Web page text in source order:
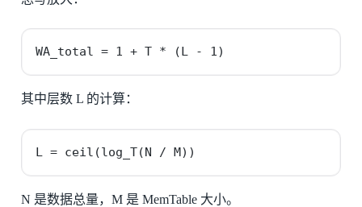
WA_total = 1 + T * (L - 1)
其中层数 L 的计算：
L = ceil(log_T(N / M))
N 是数据总量，M 是 MemTable 大小。